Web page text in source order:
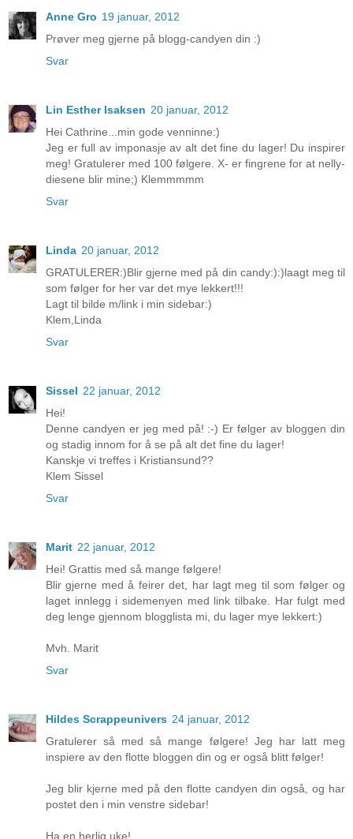
Anne Gro 19 januar, 2012
Prøver meg gjerne på blogg-candyen din :)
Svar
Lin Esther Isaksen 20 januar, 2012
Hei Cathrine...min gode venninne:)
Jeg er full av imponasje av alt det fine du lager! Du inspirer
meg! Gratulerer med 100 følgere. X- er fingrene for at nelly-
diesene blir mine;) Klemmmmm
Svar
Linda 20 januar, 2012
GRATULERER:)Blir gjerne med på din candy:):)laagt meg til
som følger for her var det mye lekkert!!!
Lagt til bilde m/link i min sidebar:)
Klem,Linda
Svar
Sissel 22 januar, 2012
Hei!
Denne candyen er jeg med på! :-) Er følger av bloggen din
og stadig innom for å se på alt det fine du lager!
Kanskje vi treffes i Kristiansund??
Klem Sissel
Svar
Marit 22 januar, 2012
Hei! Grattis med så mange følgere!
Blir gjerne med å feirer det, har lagt meg til som følger og
laget innlegg i sidemenyen med link tilbake. Har fulgt med
deg lenge gjennom blogglista mi, du lager mye lekkert:)
Mvh. Marit
Svar
Hildes Scrappeunivers 24 januar, 2012
Gratulerer så med så mange følgere! Jeg har latt meg
inspiere av den flotte bloggen din og er også blitt følger!
Jeg blir kjerne med på den flotte candyen din også, og har
postet den i min venstre sidebar!
Ha en herlig uke!